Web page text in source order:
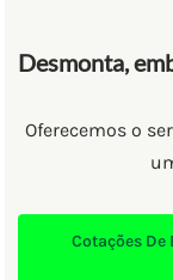
Desmonta,
Oferecemos o
Cotações De